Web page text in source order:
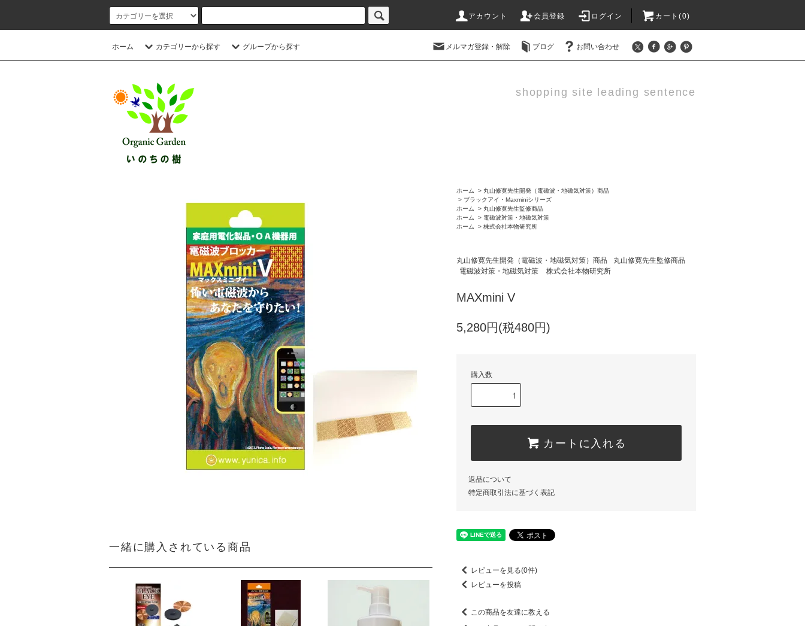
アカウント 会員登録 ログイン カート(0)
ホーム カテゴリーから探す グループから探す メルマガ登録・解除 ブログ お問い合わせ
shopping site leading sentence
一緒に購入されている商品
ホーム > 丸山修寛先生開発（電磁波・地磁気対策）商品
> ブラックアイ・Maxminiシリーズ
ホーム
> 丸山修寛先生監修商品
ホーム
> 電磁波対策・地磁気対策
ホーム
> 株式会社本物研究所
丸山修寛先生開発（電磁波・地磁気対策）商品
丸山修寛先生監修商品
電磁波対策・地磁気対策
株式会社本物研究所
MAXmini V
5,280円(税480円)
購入数
カートに入れる
返品について
特定商取引法に基づく表記
レビューを見る(0件)
レビューを投稿
この商品を友達に教える